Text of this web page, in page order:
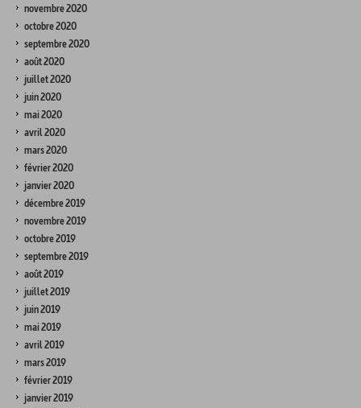
novembre 2020
octobre 2020
septembre 2020
août 2020
juillet 2020
juin 2020
mai 2020
avril 2020
mars 2020
février 2020
janvier 2020
décembre 2019
novembre 2019
octobre 2019
septembre 2019
août 2019
juillet 2019
juin 2019
mai 2019
avril 2019
mars 2019
février 2019
janvier 2019